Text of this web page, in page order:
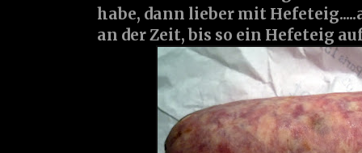
habe, dann lieber mit
an der Zeit, bis so ein Hefeteig